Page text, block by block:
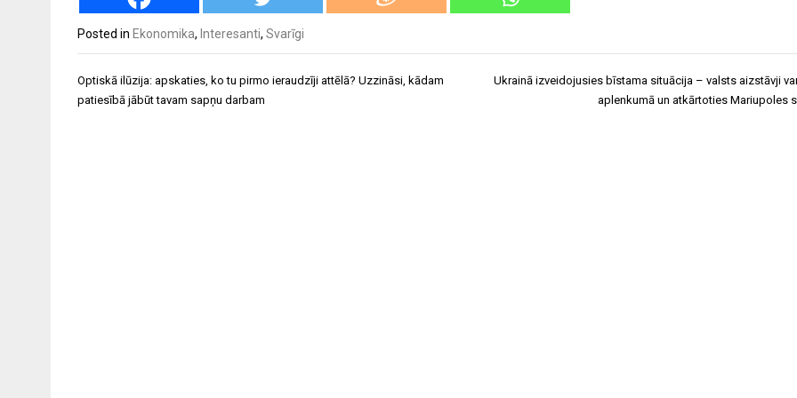
Posted in Ekonomika, Interesanti, Svarīgi
Ziņu
izvēlne
Optiskā ilūzija: apskaties, ko tu pirmo ieraudzīji attēlā? Uzzināsi, kādam
patiesībā jābūt tavam sapņu darbam
Ukrainā izveidojusies bīstama situācija – valsts aizstāvji
aplenkumā un atkārtoties Mariupoles